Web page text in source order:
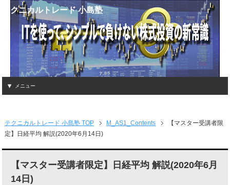
テクニカルトレード 小島塾
メニュー
テクニカルトレード 小島塾 TOP M_AS1_Contents
【マスター受講者限
定】日経平均 解説(2020年6月14日)
【マスター受講者限定】日経平均 解説(2020年6月
14日)